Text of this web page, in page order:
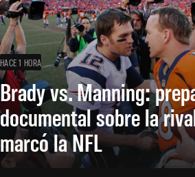
HACE 1 HORA
Brady vs. Manning:
documental sobre la
marcó la NFL